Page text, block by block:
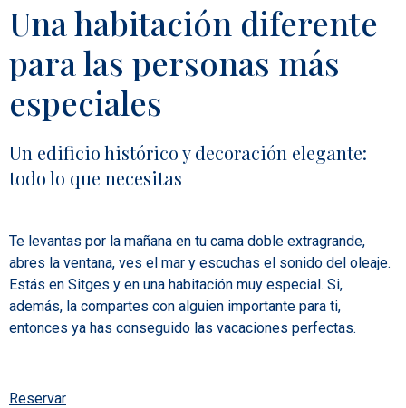
Una habitación diferente
para las personas más
especiales
Un edificio histórico y decoración elegante:
todo lo que necesitas
Te levantas por la mañana en tu cama doble extragrande,
abres la ventana, ves el mar y escuchas el sonido del oleaje.
Estás en Sitges y en una habitación muy especial. Si,
además, la compartes con alguien importante para ti,
entonces ya has conseguido las vacaciones perfectas.
Reservar